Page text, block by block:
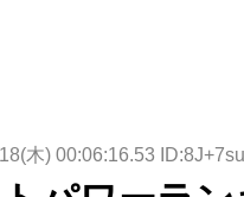
木) 00:06:16.53